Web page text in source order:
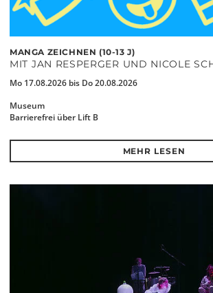
MANGA ZEICHNEN (10-13 J)
MIT JAN RESPERGER UND NICOLE
Mo 17.08.2026 bis Do 20.08.2026
Museum
Barrierefrei über Lift B
MEHR LESEN